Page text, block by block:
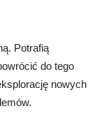
Potrafią
do tego
nowych